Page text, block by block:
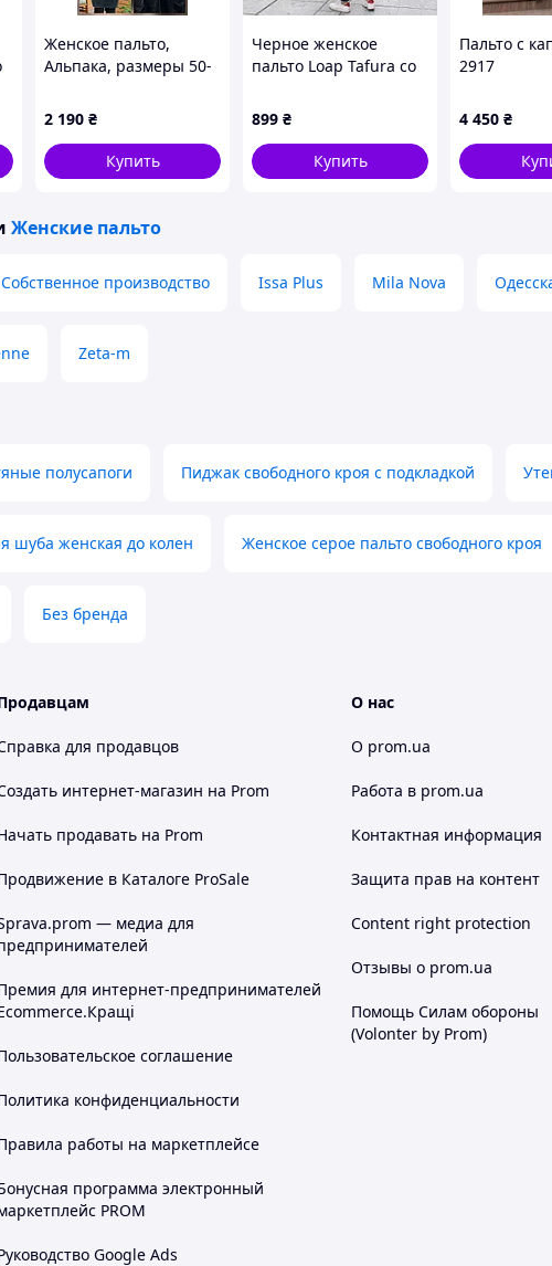
Женское пальто,
Альпака, размеры 50-
2 190 ₴
Купить
Черное женское
пальто Loap Tafura со
опушкой
899 ₴
Купить
Пальто с
2917
4 450 ₴
Женские пальто
Собственное производство Issa Plus Mila Nova
Zeta-m
полусапоги Пиджак свободного кроя с подкладкой
шуба женская до колен Женское серое пальто свободного кроя
Без бренда
для продавцов
интернет-магазин на Prom
продавать на Prom
в Каталоге ProSale
— медиа для
для интернет-предпринимателей
соглашение
конфиденциальности
работы на маркетплейсе
программа электронный
PROM
Google Ads
О нас
О prom.ua
Работа в prom.ua
Контактная информация
Защита прав на контент
Content right protection
Отзывы о prom.ua
Помощь Силам обороны
(Volonter by Prom)